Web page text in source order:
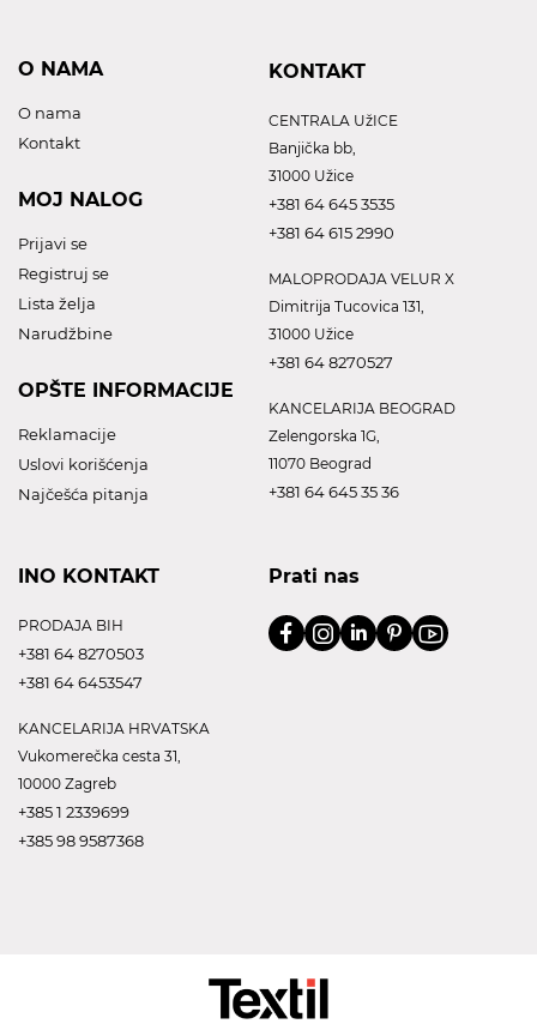
O NAMA
O nama
Kontakt
MOJ NALOG
Prijavi se
Registruj se
Lista želja
Narudžbine
OPŠTE INFORMACIJE
Reklamacije
Uslovi korišćenja
Najčešća pitanja
KONTAKT
CENTRALA UžICE
Banjička bb,
31000 Užice
+381 64 645 3535
+381 64 615 2990
MALOPRODAJA VELUR X
Dimitrija Tucovica 131,
31000 Užice
+381 64 8270527
KANCELARIJA BEOGRAD
Zelengorska 1G,
11070 Beograd
+381 64 645 35 36
INO KONTAKT
PRODAJA BIH
+381 64 8270503
+381 64 6453547
KANCELARIJA HRVATSKA
Vukomerečka cesta 31,
10000 Zagreb
+385 1 2339699
+385 98 9587368
Prati nas